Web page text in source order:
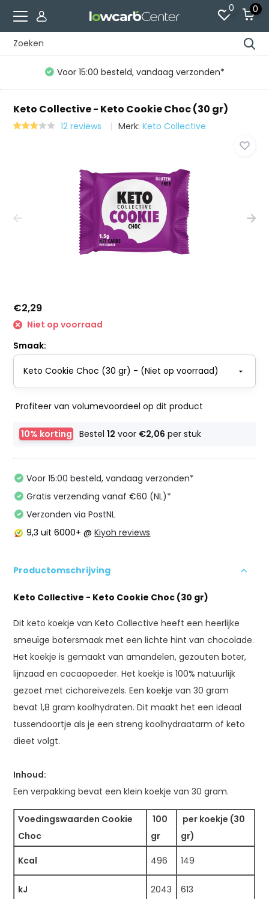
0 0
Voor 15:00 besteld, vandaag verzonden*
Keto Collective - Keto Cookie Choc (30 gr)
12 reviews Merk:Keto Collective
€2,29
Niet op voorraad
Smaak:
Profiteer van volumevoordeel op dit product
10% korting Bestel12 voor €2,06 per stuk
Voor 15:00 besteld, vandaag verzonden*
Gratis verzending vanaf €60 (NL)*
Verzonden via PostNL
9,3 uit 6000+ @Kiyoh reviews
Productomschrijving
Keto Collective - Keto Cookie Choc (30 gr)
Dit keto koekje van Keto Collective heeft een heerlijke
smeuïge botersmaak met een lichte hint van chocolade.
Het koekje is gemaakt van amandelen, gezouten boter,
lijnzaad en cacaopoeder. Het koekje is 100% natuurlijk
gezoet met cichoreivezels. Een koekje van 30 gram
bevat 1,8 gram koolhydraten. Dit maakt het een ideaal
tussendoortje als je een streng koolhydraatarm of keto
dieet volgt.
Inhoud:
Een verpakking bevat een klein koekje van 30 gram.
Voedingswaarden Cookie
Choc
100
gr
per koekje (30
gr)
Kcal 496 149
kJ 2043 613